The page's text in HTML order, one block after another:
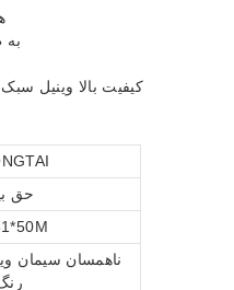
2.
4. کیفیت بالا وینیل
حق
ناهمسان سیمان